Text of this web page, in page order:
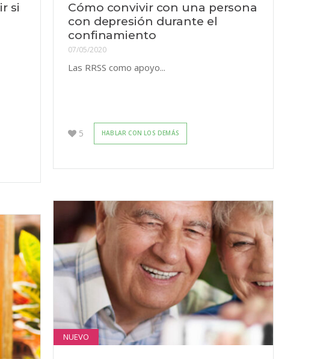
si
Cómo convivir con una persona
con depresión durante el
confinamiento
07/05/2020
Las RRSS como apoyo...
5 HABLAR CON LOS DEMÁS
NUEVO